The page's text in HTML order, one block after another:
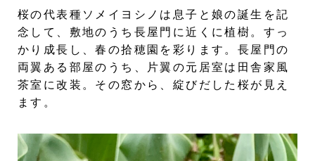
桜の代表種ソメイヨシノは息子と娘の誕生を記
念して、敷地のうち長屋門に近くに植樹。すっ
かり成長し、春の拾穂園を彩ります。長屋門の
両翼ある部屋のうち、片翼の元居室は田舎家風
茶室に改装。その窓から、綻びだした桜が見え
ます。